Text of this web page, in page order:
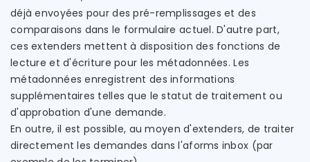
déjà envoyées pour des pré-remplissages et des
comparaisons dans le formulaire actuel. D'autre part,
ces extenders mettent à disposition des fonctions de
lecture et d'écriture pour les métadonnées. Les
métadonnées enregistrent des informations
supplémentaires telles que le statut de traitement ou
d'approbation d'une demande.
En outre, il est possible, au moyen d'extenders, de traiter
directement les demandes dans l'aforms inbox (par